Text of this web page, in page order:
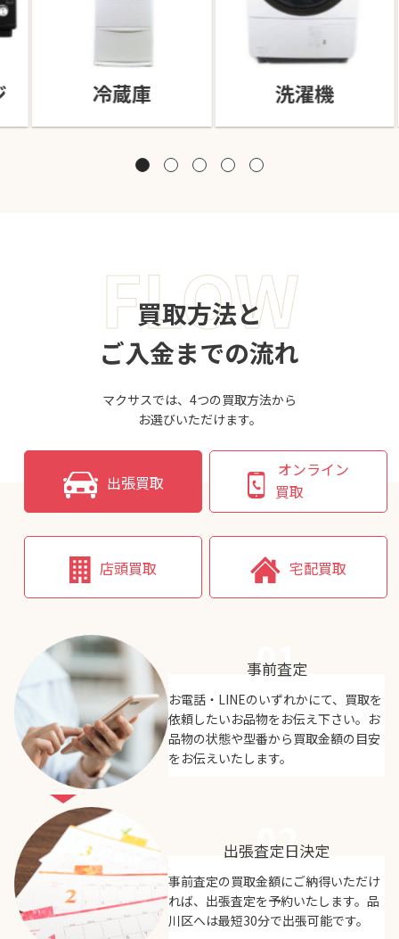
冷蔵庫 洗濯機
買取方法と
ご入金までの流れ
FLOW
マクサスでは、4つの買取方法から
お選びいただけます。
出張買取
オンライン
買取
店頭買取 宅配買取
01
事前査定
お電話・LINEのいずれかにて、買取を
依頼したいお品物をお伝え下さい。お
品物の状態や型番から買取金額の目安
をお伝えいたします。
02
出張査定日決定
事前査定の買取金額にご納得いただけ
れば、出張査定を予約いたします。品
川区へは最短30分で出張可能です。